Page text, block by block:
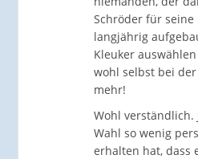
Schröder für seine
langjährig
Kleuker
wohl selbst bei
mehr!
Wohl
Wahl so wenig
erhalten hat, dass